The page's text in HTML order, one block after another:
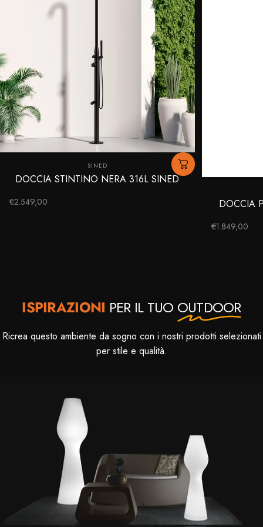
Fornitore:
SINED
DOCCIA STINTINO NERA 316L SINED
€2.549,00 DOCCIA
€1.849,00
ISPIRAZIONI PER IL TUO OUTDOOR
Ricrea questo ambiente da sogno con i nostri prodotti selezionati
per stile e qualità.